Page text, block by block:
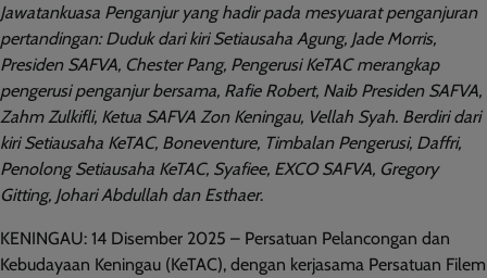
Jawatankuasa Penganjur yang hadir pada mesyuarat penganjuran
pertandingan: Duduk dari kiri Setiausaha Agung, Jade Morris,
Presiden SAFVA, Chester Pang, Pengerusi KeTAC merangkap
pengerusi penganjur bersama, Rafie Robert, Naib Presiden SAFVA,
Zahm Zulkifli, Ketua SAFVA Zon Keningau, Vellah Syah. Berdiri dari
kiri Setiausaha KeTAC, Boneventure, Timbalan Pengerusi, Daffri,
Penolong Setiausaha KeTAC, Syafiee, EXCO SAFVA, Gregory
Gitting, Johari Abdullah dan Esthaer.
KENINGAU: 14 Disember 2025 – Persatuan Pelancongan dan
Kebudayaan Keningau (KeTAC), dengan kerjasama Persatuan Filem